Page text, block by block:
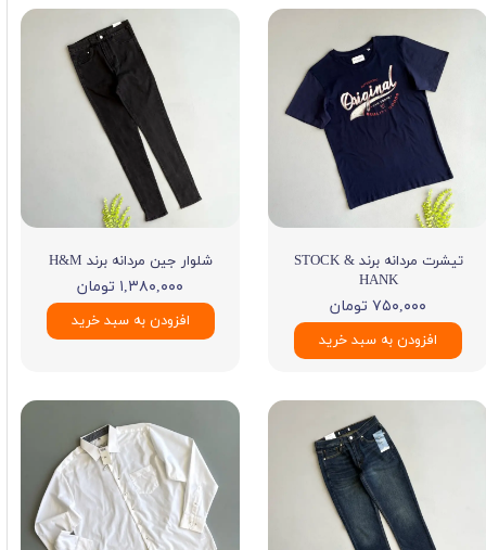
تیشرت مردانه برند STOCK &
HANK
۷۵۰,۰۰۰ تومان
افزودن به سبد خرید
شلوار جین مردانه برند H&M
۱,۳۸۰,۰۰۰ تومان
افزودن به سبد خرید